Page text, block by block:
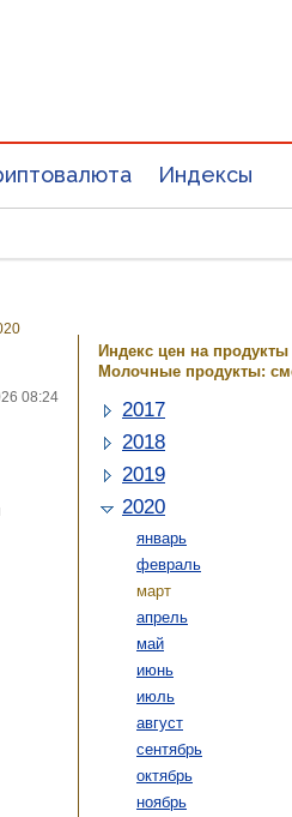
Индексы
08:24
Индекс цен на продукты
Молочные продукты:
2017
2018
2019
2020
январь
февраль
март
апрель
май
июнь
июль
август
сентябрь
октябрь
ноябрь